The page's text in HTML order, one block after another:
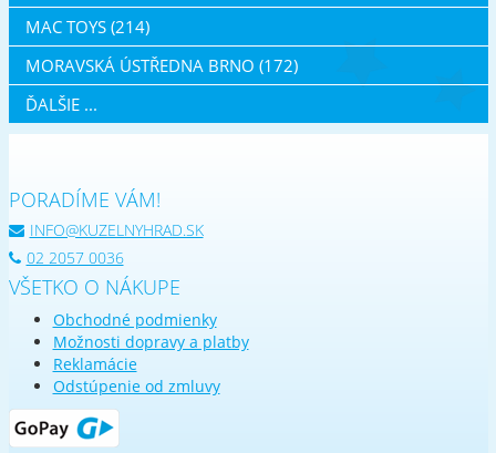
MAC TOYS (214)
MORAVSKÁ ÚSTŘEDNA BRNO (172)
ĎALŠIE ...
PORADÍME VÁM!
INFO@KUZELNYHRAD.SK
02 2057 0036
VŠETKO O NÁKUPE
Obchodné podmienky
Možnosti dopravy a platby
Reklamácie
Odstúpenie od zmluvy